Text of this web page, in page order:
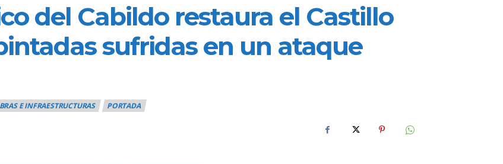
del Cabildo restaura el Castillo
sufridas en un ataque
E INFRAESTRUCTURAS PORTADA